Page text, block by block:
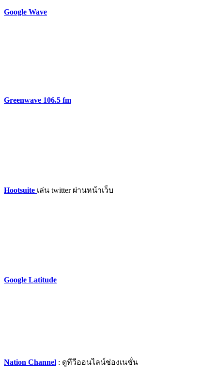
Google Wave
Greenwave 106.5 fm
Hootsuite เล่น twitter ผ่านหน้าเว็บ
Google Latitude
Nation Channel : ดูทีวีออนไลน์ช่องเนชั่น